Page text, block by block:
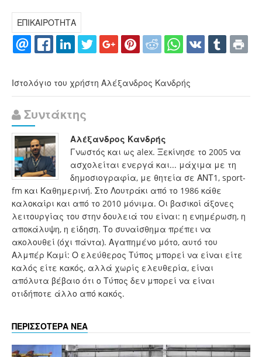
ΕΠΙΚΑΙΡΟΤΗΤΑ
Ιστολόγιο του χρήστη Αλέξανδρος Κανδρής
Συντάκτης
Αλέξανδρος Κανδρής
Γνωστός και ως alex. Ξεκίνησε το 2005 να
ασχολείται ενεργά και... μάχιμα με τη
δημοσιογραφία, με θητεία σε ΑΝΤ1, sport-
fm και Καθημερινή. Στο Λουτράκι από το 1986 κάθε
καλοκαίρι και από το 2010 μόνιμα. Οι βασικοί άξονες
λειτουργίας του στην δουλειά του είναι: η ενημέρωση, η
αποκάλυψη, η είδηση. Το συναίσθημα πρέπει να
ακολουθεί (όχι πάντα). Αγαπημένο μότο, αυτό του
Αλμπέρ Καμί: Ο ελεύθερος Τύπος μπορεί να είναι είτε
καλός είτε κακός, αλλά χωρίς ελευθερία, είναι
απόλυτα βέβαιο ότι ο Τύπος δεν μπορεί να είναι
οτιδήποτε άλλο από κακός.
ΠΕΡΙΣΣΟΤΕΡΑ ΝΕΑ